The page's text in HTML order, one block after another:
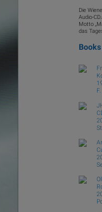
Die
Audio-
Motto
das
Books